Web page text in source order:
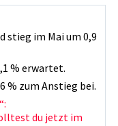
stieg im Mai um 0,9
% erwartet.
% zum Anstieg bei.
du jetzt im